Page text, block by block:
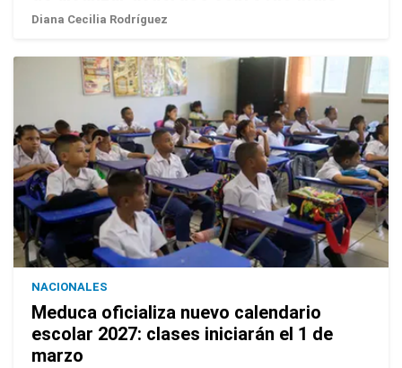
Diana Cecilia Rodríguez
NACIONALES
Meduca oficializa nuevo calendario
escolar 2027: clases iniciarán el 1 de
marzo